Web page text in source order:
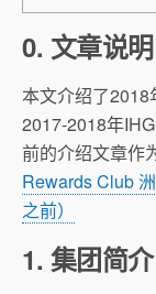
0. 文章说明
本文介绍了
2017-2018年
前的介绍文章作
Rewards Club
之前）
1. 集团简介